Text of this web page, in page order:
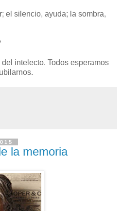
el silencio, ayuda; la sombra,
intelecto. Todos esperamos
la memoria